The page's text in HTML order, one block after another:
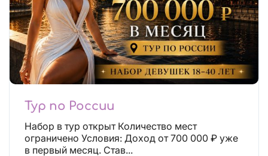
Тур по России
Набор в тур открыт Количество мест
ограничено Условия: Доход от 700 000 ₽ уже
в первый месяц. Став...